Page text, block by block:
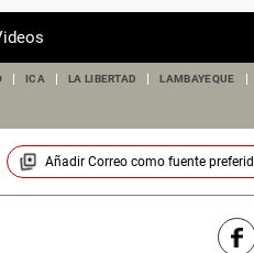
ICA LA LIBERTAD LAMBAYEQUE
Añadir Correocomo fuente